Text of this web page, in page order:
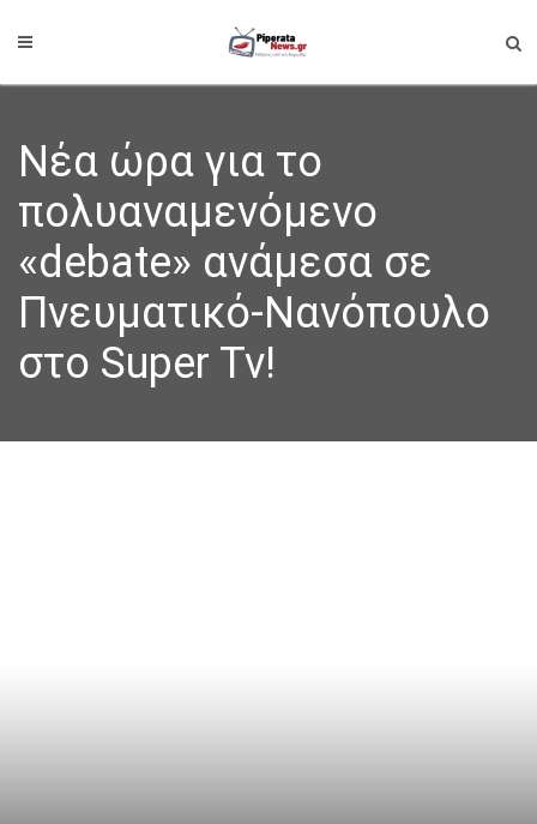
Νέα ώρα για το
πολυαναμενόμενο
«debate» ανάμεσα σε
Πνευματικό-Νανόπουλο
στο Super Tv!